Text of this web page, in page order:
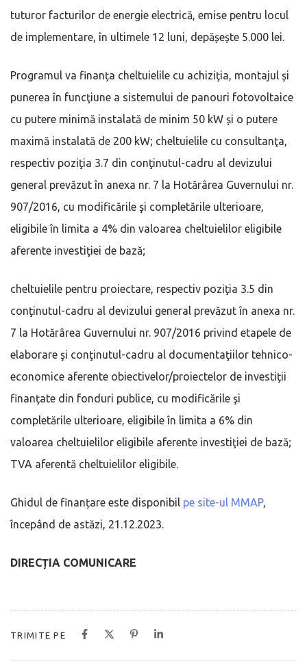
tuturor facturilor de energie electrică, emise pentru locul
de implementare, în ultimele 12 luni, depășește 5.000 lei.
Programul va finanța cheltuielile cu achiziţia, montajul şi
punerea în funcţiune a sistemului de panouri fotovoltaice
cu putere minimă instalată de minim 50 kW și o putere
maximă instalată de 200 kW; cheltuielile cu consultanţa,
respectiv poziţia 3.7 din conţinutul-cadru al devizului
general prevăzut în anexa nr. 7 la Hotărârea Guvernului nr.
907/2016, cu modificările şi completările ulterioare,
eligibile în limita a 4% din valoarea cheltuielilor eligibile
aferente investiţiei de bază;
cheltuielile pentru proiectare, respectiv poziţia 3.5 din
conţinutul-cadru al devizului general prevăzut în anexa nr.
7 la Hotărârea Guvernului nr. 907/2016 privind etapele de
elaborare şi conţinutul-cadru al documentaţiilor tehnico-
economice aferente obiectivelor/proiectelor de investiţii
finanţate din fonduri publice, cu modificările şi
completările ulterioare, eligibile în limita a 6% din
valoarea cheltuielilor eligibile aferente investiţiei de bază;
TVA aferentă cheltuielilor eligibile.
Ghidul de finanțare este disponibil pe site-ul MMAP,
începând de astăzi, 21.12.2023.
DIRECȚIA COMUNICARE
TRIMITE PE